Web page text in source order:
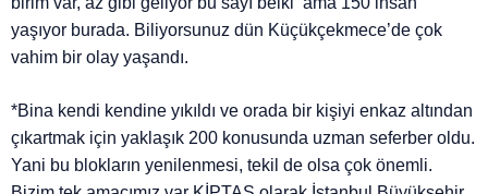
yaşıyor burada. Biliyorsunuz dün Küçükçekmece’de çok
vahim bir olay yaşandı.
*Bina kendi kendine yıkıldı ve orada bir kişiyi enkaz altından
çıkartmak için yaklaşık 200 konusunda uzman seferber oldu.
Yani bu blokların yenilenmesi, tekil de olsa çok önemli.